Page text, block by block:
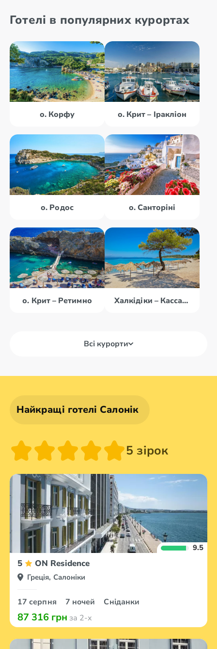
Готелі в популярних курортах
о. Корфу о. Крит – Іракліон
о. Родос о. Санторіні
о. Крит – Ретимно Халкідіки – Кассандра
Всі курорти
Олександруполіс
Аттика
Афіни
Найкращі готелі Салонік
5 зірок
9.5
5 ON Residence
Греція, Салоніки
17 серпня 7 ночей Сніданки
87 316 грн за 2-х